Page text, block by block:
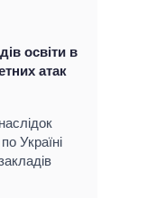
освіти в
атак
Україні